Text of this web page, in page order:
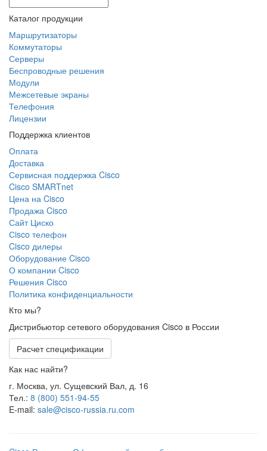
Каталог продукции
Маршрутизаторы
Коммутаторы
Серверы
Беспроводные решения
Модули
Межсетевые экраны
Телефония
Лицензии
Поддержка клиентов
Оплата
Доставка
Сервисная поддержка Cisco
Cisco SMARTnet
Цена на Cisco
Продажа Cisco
Сайт Циско
Сisco телефон
Cisco дилеры
Оборудование Cisco
О компании Cisco
Решения Cisco
Политика конфиденциальности
Кто мы?
Дистрибьютор сетевого оборудования Cisco в России
Расчет спецификации
Как нас найти?
г. Москва, ул. Сущевский Вал, д. 16
Тел.: 8 (800) 551-94-55
E-mail: sale@cisco-russia.ru.com